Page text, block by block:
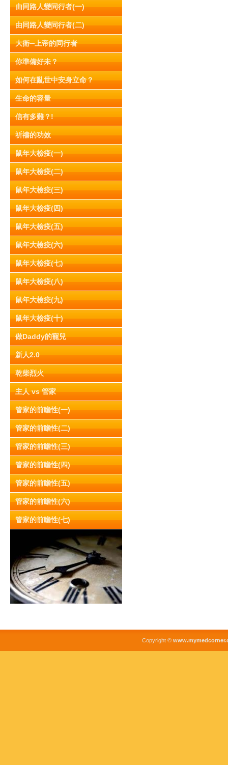
由同路人變同行者(一)
由同路人變同行者(二)
大衛─上帝的同行者
你準備好未？
如何在亂世中安身立命？
生命的容量
信有多難？!
祈禱的功效
鼠年大檢疫(一)
鼠年大檢疫(二)
鼠年大檢疫(三)
鼠年大檢疫(四)
鼠年大檢疫(五)
鼠年大檢疫(六)
鼠年大檢疫(七)
鼠年大檢疫(八)
鼠年大檢疫(九)
鼠年大檢疫(十)
做Daddy的寵兒
新人2.0
乾柴烈火
主人 vs 管家
管家的前瞻性(一)
管家的前瞻性(二)
管家的前瞻性(三)
管家的前瞻性(四)
管家的前瞻性(五)
管家的前瞻性(六)
管家的前瞻性(七)
Copyright ©